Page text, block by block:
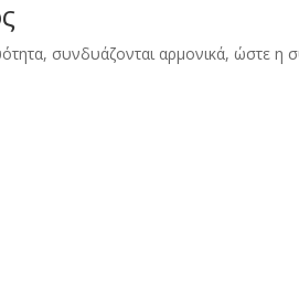
συνδυάζονται αρμονικά, ώστε η